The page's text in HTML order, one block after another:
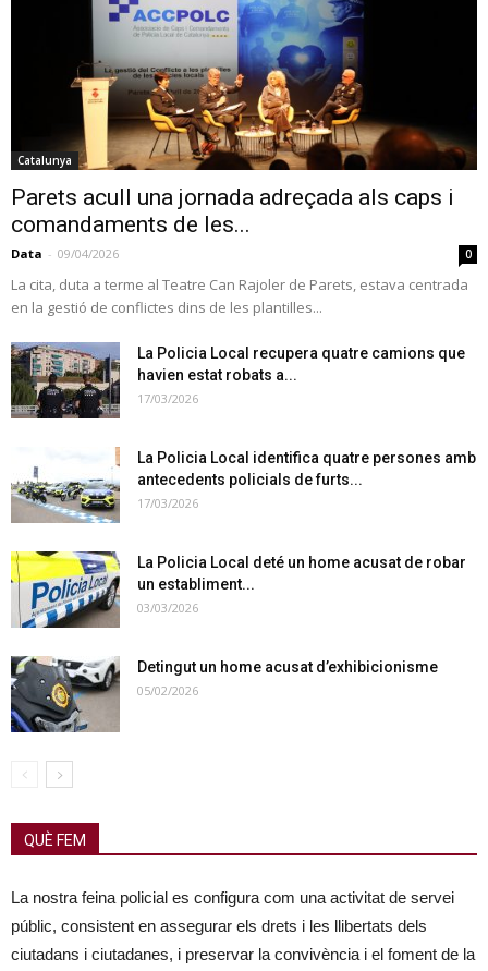
Catalunya
Parets acull una jornada adreçada als caps i
comandaments de les...
Data - 09/04/2026 0
La cita, duta a terme al Teatre Can Rajoler de Parets, estava centrada
en la gestió de conflictes dins de les plantilles...
La Policia Local recupera quatre camions que
havien estat robats a...
17/03/2026
La Policia Local identifica quatre persones amb
antecedents policials de furts...
17/03/2026
La Policia Local deté un home acusat de robar
un establiment...
03/03/2026
Detingut un home acusat d’exhibicionisme
05/02/2026
QUÈ FEM
La nostra feina policial es configura com una activitat de servei
públic, consistent en assegurar els drets i les llibertats dels
ciutadans i ciutadanes, i preservar la convivència i el foment de la